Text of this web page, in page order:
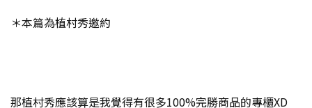
＊本篇為植村秀邀約
那植村秀應該算是我覺得有很多100%完勝商品的專櫃XD